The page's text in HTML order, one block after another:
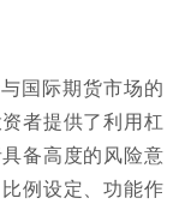
国际期货市场的
者提供了利用杠
备高度的风险意
例设定、功能作